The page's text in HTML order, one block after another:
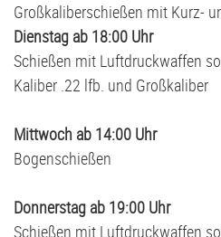
Großkaliberschießen mit Kurz-
Dienstag ab 18:00 Uhr
Schießen mit Luftdruckwaffen
Kaliber .22 lfb. und Großkaliber
Mittwoch ab 14:00 Uhr
Bogenschießen
Donnerstag ab 19:00 Uhr
Schießen mit Luftdruckwaffen